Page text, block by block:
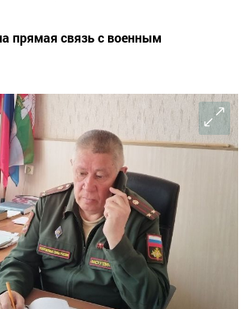
прямая связь с военным